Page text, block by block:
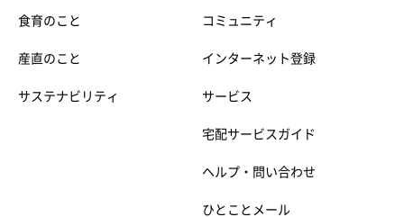
食育のこと
産直のこと
サステナビリティ
コミュニティ
インターネット登録
サービス
宅配サービスガイド
ヘルプ・問い合わせ
ひとことメール